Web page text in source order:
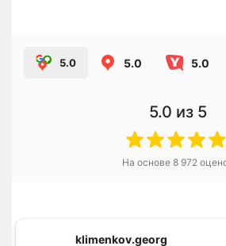
5.0 5.0 5.0
5.0 из 5
На основе 8 972
klimenkov.georg